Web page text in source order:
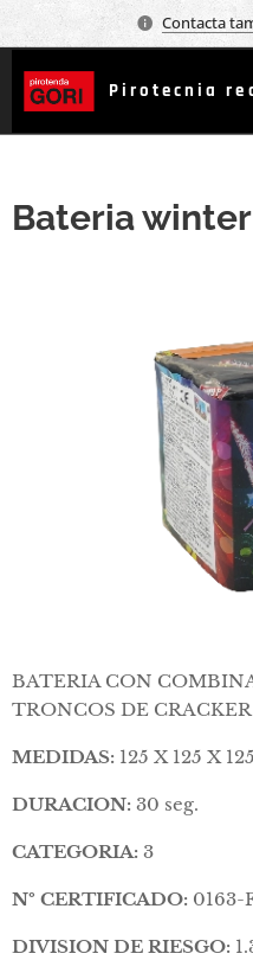
Contacta
Pirotecnia
Bateria
BATERIA CON
TRONCOS DE
MEDIDAS: 125 X 125 X
DURACION: 30 seg.
CATEGORIA: 3
Nº CERTIFICADO: 0163-
DIVISION DE RIESGO: